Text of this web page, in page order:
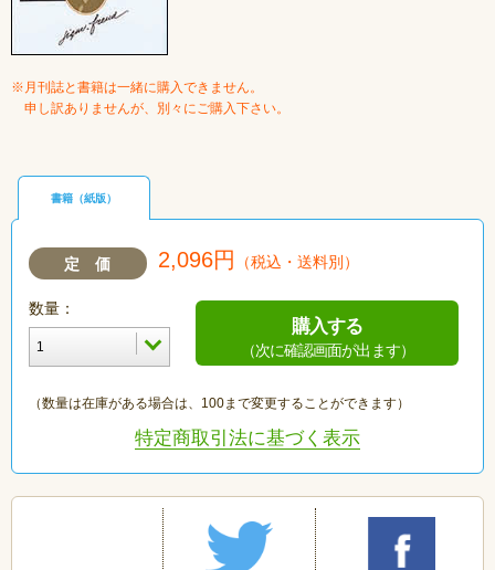
※月刊誌と書籍は一緒に購入できません。
申し訳ありませんが、別々にご購入下さい。
書籍（紙版）
定 価 2,096円 （税込・送料別）
数量：
購入する
（次に確認画面が出ます）
（数量は在庫がある場合は、100まで変更することができます）
特定商取引法に基づく表示